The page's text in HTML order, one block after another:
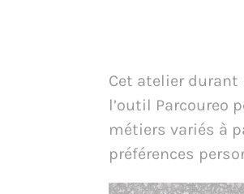
Cet atelier
l’outil Parcoureo
métiers variés à
préférences